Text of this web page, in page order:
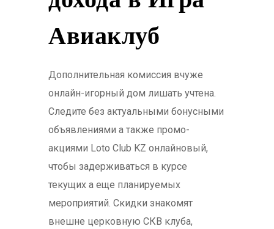
Авиаклуб
Дополнительная комиссия вчуже
онлайн-игорный дом лишать учтена.
Следите без актуальными бонусными
объявлениями а также промо-
акциями Loto Club KZ онлайновый,
чтобы задерживаться в курсе
текущих а еще планируемых
мероприятий. Скидки знакомят
внешне церковную СКВ клуба,